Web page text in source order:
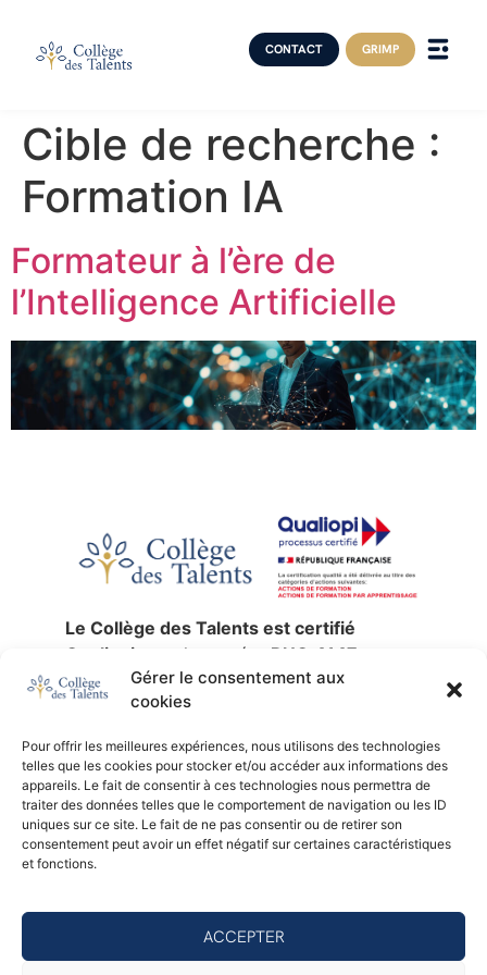
Gérer le consentement aux
cookies
Pour offrir les meilleures expériences, nous utilisons des technologies
telles que les cookies pour stocker et/ou accéder aux informations des
appareils. Le fait de consentir à ces technologies nous permettra de
traiter des données telles que le comportement de navigation ou les ID
uniques sur ce site. Le fait de ne pas consentir ou de retirer son
consentement peut avoir un effet négatif sur certaines caractéristiques
et fonctions.
ACCEPTER
CONTACT GRIMP
Cible de recherche :
Formation IA
Formateur à l’ère de
l’Intelligence Artificielle
Le Collège des Talents est certifié
Qualiopi sous le numéro RNQ 4147
jusqu’au30 décembre 2027.
La certification qualité a été délivrée au
actions de formation,validation des
acquis de l’expérienceetformation par
apprentissage.
SIREN :753 676 329 —NDA :11 92 24791
92 —